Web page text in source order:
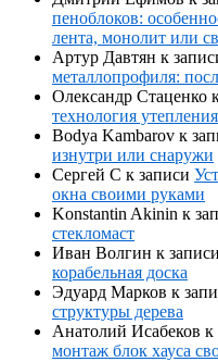
пеноблоков:
лента, монолит или
Артур Давтян к
металлопрофиля:
Олександр Стаценко
технология
Bodya Kambarov к
изнутри или снаружи
Сергей С к записи
окна своими руками
Konstantin Akinin к
стекломаст
Иван Волгин к записи
корабельная доска
Эдуард Марков к
структуры дерева
Анатолий Исабеков к
монтаж блок хауса